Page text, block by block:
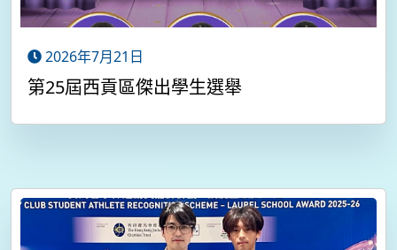
2026年7月21日
第25屆西貢區傑出學生選舉